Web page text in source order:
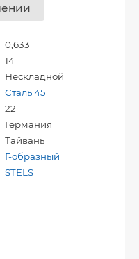
0,633
14
Нескладной
Сталь 45
22
Германия
Тайвань
Г-образный
STELS